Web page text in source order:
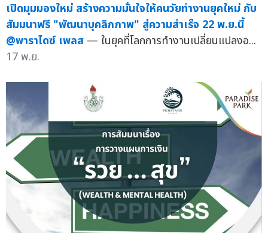
เปิดมุมมองใหม่ สร้างความมั่นใจให้คนวัยทำงานยุคใหม่ กับ
สัมมนาฟรี "พัฒนาบุคลิกภาพ" สู่ความสำเร็จ 22 พ.ย.นี้
@พาราไดซ์ เพลส — ในยุคที่โลกการทำงานเปลี่ยนแปลงอ...
17 พ.ย.